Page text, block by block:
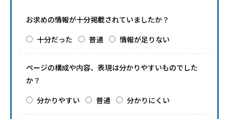
お求めの情報が十分掲載されていましたか？
十分だった
普通 情報が足りない
ページの構成や内容、表現は分かりやすいものでした
か？
分かりやすい
普通 分かりにくい